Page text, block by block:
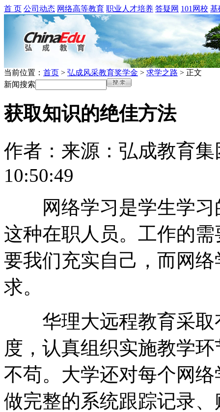
首 页 公司动态 网络高等教育 职业人才培养 答疑网 101网校 基
当前位置： 首页 > 弘成风采教育奖学金 > 求学之路 > 正文
新闻搜索
获取知识的绝佳方法
作者： 来源：弘成教育集
10:50:49
网络学习是学生学习
这种在职人员。工作的
要我们充实自己，而网
求。
华理大远程教育采取
度，认真组织实施教学
不苟。大学还对每个网
做完整的系统跟踪记录